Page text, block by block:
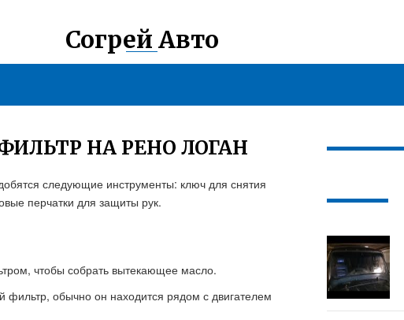
Согрей Авто
НА РЕНО ЛОГАН
следующие инструменты: ключ для снятия
перчатки для защиты рук.
чтобы собрать вытекающее масло.
обычно он находится рядом с двигателем